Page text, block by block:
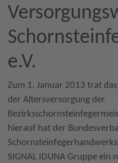
e.V.
Zum 1. Januar 2013 trat
der Altersversorgung der
hierauf hat der
SIGNAL IDUNA Gruppe ein